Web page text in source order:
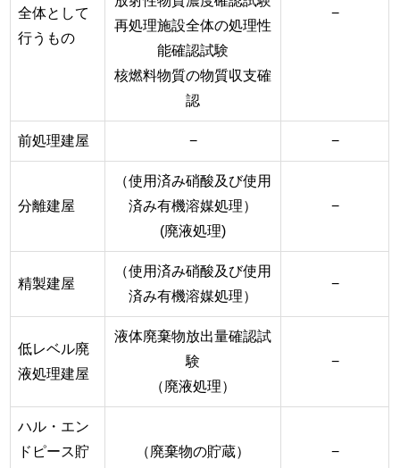
全体として
行うもの
再処理施設全体の処理性
能確認試験
核燃料物質の物質収支確
認
−
前処理建屋 − −
分離建屋
（使用済み硝酸及び使用
済み有機溶媒処理）
(廃液処理)
−
精製建屋
（使用済み硝酸及び使用
済み有機溶媒処理）
−
低レベル廃
液処理建屋
液体廃棄物放出量確認試
験
（廃液処理）
−
ハル・エン
ドピース貯
（廃棄物の貯蔵） −